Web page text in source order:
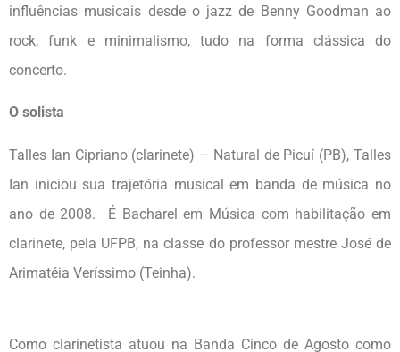
influências musicais desde o jazz de Benny Goodman ao
rock, funk e minimalismo, tudo na forma clássica do
concerto.
O solista
Talles Ian Cipriano (clarinete) – Natural de Picuí (PB), Talles
Ian iniciou sua trajetória musical em banda de música no
ano de 2008. É Bacharel em Música com habilitação em
clarinete, pela UFPB, na classe do professor mestre José de
Arimatéia Veríssimo (Teinha).
Como clarinetista atuou na Banda Cinco de Agosto como